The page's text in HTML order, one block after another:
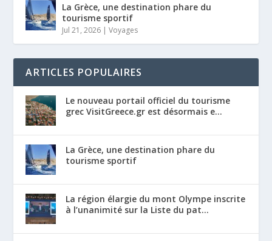
La Grèce, une destination phare du
tourisme sportif
Jul 21, 2026 |Voyages
ARTICLES POPULAIRES
Le nouveau portail officiel du tourisme
grec VisitGreece.gr est désormais e...
La Grèce, une destination phare du
tourisme sportif
La région élargie du mont Olympe inscrite
à l’unanimité sur la Liste du pat...